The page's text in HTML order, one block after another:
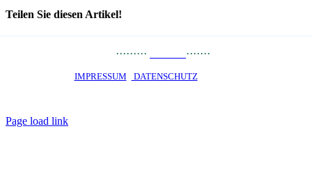
Teilen Sie diesen Artikel!
········· ·······
IMPRESSUM DATENSCHUTZ· © 2020 · OKO PRIVATE
Page load link